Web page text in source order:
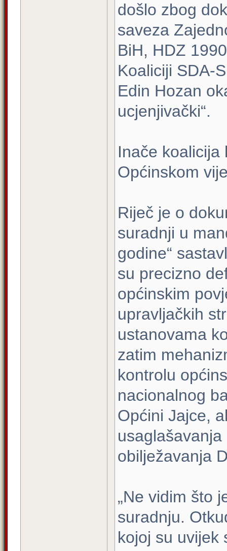
došlo zbog
saveza
BiH, HDZ
Koaliciji SDA-
Edin Hozan
ucjenjivački“.
Inače koalicija
Općinskom
Riječ je o
suradnji u
godine“
su precizno
općinskim
upravljačkih
ustanovama
zatim
kontrolu
nacionalnog
Općini Jajce,
obilježavanja
„Ne vidim što
suradnju.
kojoj su uvijek